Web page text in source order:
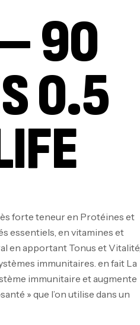
90
0.5
forte teneur en Protéines et
essentiels, en vitamines et
en apportant Tonus et Vitalité,
immunitaires. en fait La
immunitaire et augmente
» que l’on utilise dans un